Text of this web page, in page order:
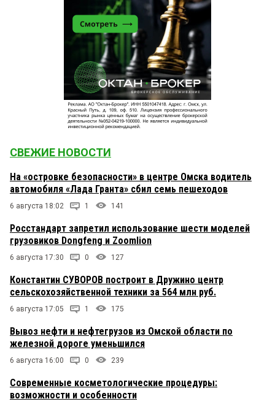
СВЕЖИЕ НОВОСТИ
На «островке безопасности» в центре Омска водитель
автомобиля «Лада Гранта» сбил семь пешеходов
6 августа 18:02 1 141
Росстандарт запретил использование шести моделей
грузовиков Dongfeng и Zoomlion
6 августа 17:30 0 127
Константин СУВОРОВ построит в Дружино центр
сельскохозяйственной техники за 564 млн руб.
6 августа 17:05 1 175
Вывоз нефти и нефтегрузов из Омской области по
железной дороге уменьшился
6 августа 16:00 0 239
Современные косметологические процедуры:
возможности и особенности